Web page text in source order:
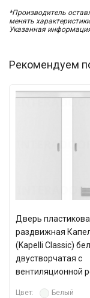
*Производитель
менять
Указанная
Рекомендуем
Дверь
раздвижная
(Kapelli Classic)
двустворчатая с
вентиляционной
Цвет: Белый